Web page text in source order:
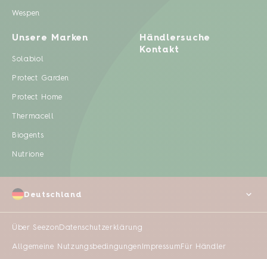
Wespen
Unsere Marken
Solabiol
Protect Garden
Protect Home
Thermacell
Biogents
Nutrione
Händlersuche
Kontakt
Über SeezonDatenschutzerklärung
Allgemeine Nutzungsbedingungen ImpressumFür Händler
Deutschland